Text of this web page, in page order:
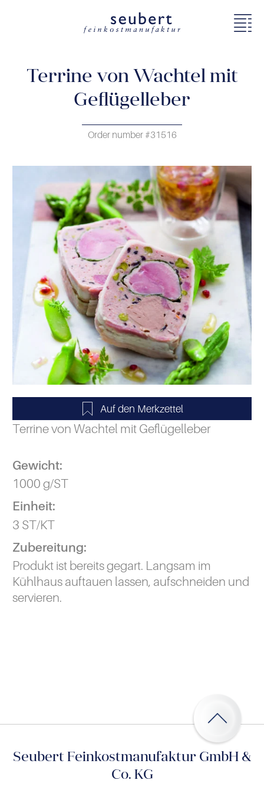
Terrine von Wachtel mit
Geflügelleber
Order number #31516
Terrine von Wachtel mit Geflügelleber
Gewicht:
1000 g/ST
Einheit:
3 ST/KT
Zubereitung:
Produkt ist bereits gegart. Langsam im
Kühlhaus auftauen lassen, aufschneiden und
servieren.
Seubert Feinkostmanufaktur GmbH &
Co. KG